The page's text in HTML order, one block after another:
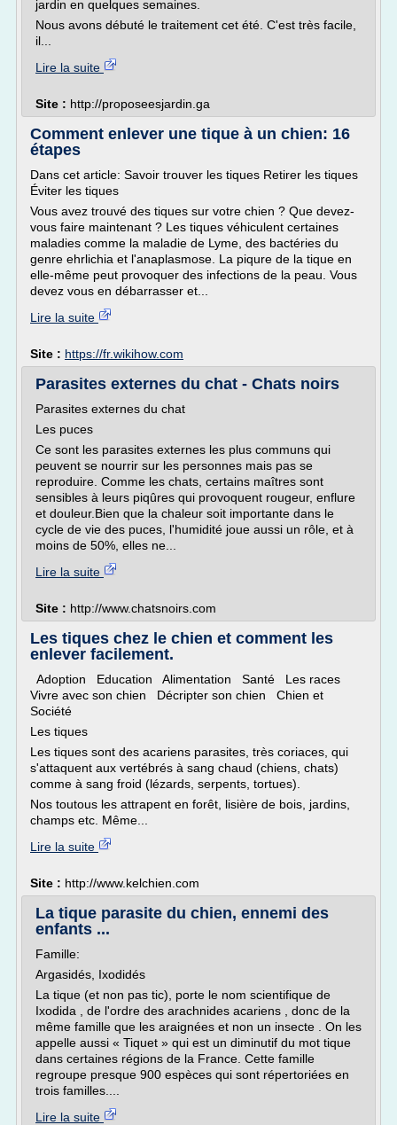
jardin en quelques semaines.
Nous avons débuté le traitement cet été. C'est très facile,
il...
Lire la suite
Site : http://proposeesjardin.ga
Comment enlever une tique à un chien: 16
étapes
Dans cet article: Savoir trouver les tiques Retirer les tiques
Éviter les tiques
Vous avez trouvé des tiques sur votre chien ? Que devez-
vous faire maintenant ? Les tiques véhiculent certaines
maladies comme la maladie de Lyme, des bactéries du
genre ehrlichia et l'anaplasmose. La piqure de la tique en
elle-même peut provoquer des infections de la peau. Vous
devez vous en débarrasser et...
Lire la suite
Site : https://fr.wikihow.com
Parasites externes du chat - Chats noirs
Parasites externes du chat
Les puces
Ce sont les parasites externes les plus communs qui
peuvent se nourrir sur les personnes mais pas se
reproduire. Comme les chats, certains maîtres sont
sensibles à leurs piqûres qui provoquent rougeur, enflure
et douleur.Bien que la chaleur soit importante dans le
cycle de vie des puces, l'humidité joue aussi un rôle, et à
moins de 50%, elles ne...
Lire la suite
Site : http://www.chatsnoirs.com
Les tiques chez le chien et comment les
enlever facilement.
Adoption Education Alimentation Santé Les races
Vivre avec son chien Décripter son chien Chien et
Société
Les tiques
Les tiques sont des acariens parasites, très coriaces, qui
s'attaquent aux vertébrés à sang chaud (chiens, chats)
comme à sang froid (lézards, serpents, tortues).
Nos toutous les attrapent en forêt, lisière de bois, jardins,
champs etc. Même...
Lire la suite
Site : http://www.kelchien.com
La tique parasite du chien, ennemi des
enfants ...
Famille:
Argasidés, Ixodidés
La tique (et non pas tic), porte le nom scientifique de
Ixodida , de l'ordre des arachnides acariens , donc de la
même famille que les araignées et non un insecte . On les
appelle aussi « Tiquet » qui est un diminutif du mot tique
dans certaines régions de la France. Cette famille
regroupe presque 900 espèces qui sont répertoriées en
trois familles....
Lire la suite